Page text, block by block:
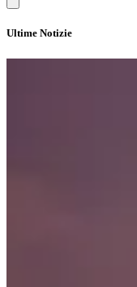
Ultime Notizie